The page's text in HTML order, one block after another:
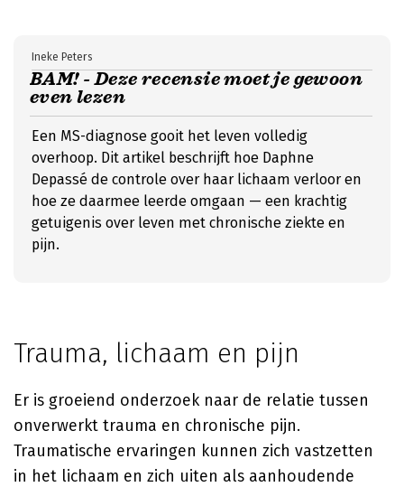
BAM! - Deze recensie moet je gewoon
even lezen
Ineke Peters
Een MS-diagnose gooit het leven volledig
overhoop. Dit artikel beschrijft hoe Daphne
Depassé de controle over haar lichaam verloor en
hoe ze daarmee leerde omgaan — een krachtig
getuigenis over leven met chronische ziekte en
pijn.
Trauma, lichaam en pijn
Er is groeiend onderzoek naar de relatie tussen
onverwerkt trauma en chronische pijn.
Traumatische ervaringen kunnen zich vastzetten
in het lichaam en zich uiten als aanhoudende